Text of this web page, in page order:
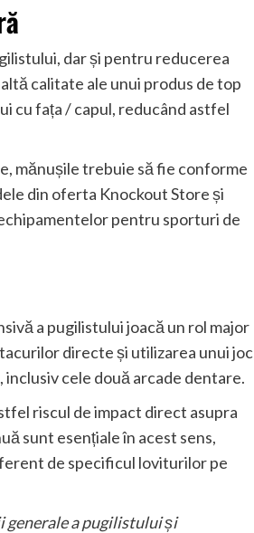
dar și pentru reducerea
calitate ale unui produs de top
cu fața / capul, reducând astfel
mănușile trebuie să fie conforme
din oferta Knockout Store și
pentru sporturi de
a pugilistului joacă un rol major
directe și utilizarea unui joc
cele două arcade dentare.
riscul de impact direct asupra
sunt esențiale în acest sens,
de specificul loviturilor pe
generale a pugilistului și